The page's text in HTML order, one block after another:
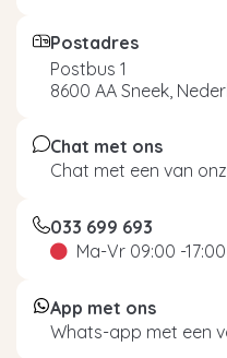
Postadres
Postbus 1
8600 AA Sneek,
Chat met ons
Chat met een van
033 699 693
Ma-Vr 09:00 -17:00
App met ons
Whats-app met een